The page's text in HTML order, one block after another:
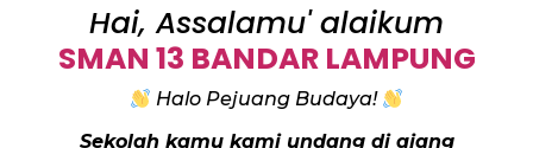
Hai, Assalamu' alaikum
SMAN 13 BANDAR LAMPUNG
Halo Pejuang Budaya!
Sekolah kamu kami undang di ajang